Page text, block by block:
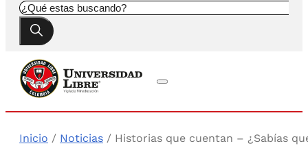
Buscar
Inicio / Noticias / Historias que cuentan – ¿Sabías